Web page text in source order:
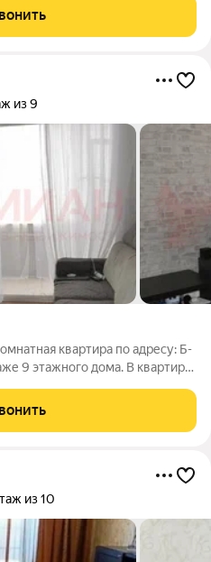
а воплощение статуса и
из 9
квартира по адресу: Б-
9 этажного дома. В квартире
балкон. Развита
из 10